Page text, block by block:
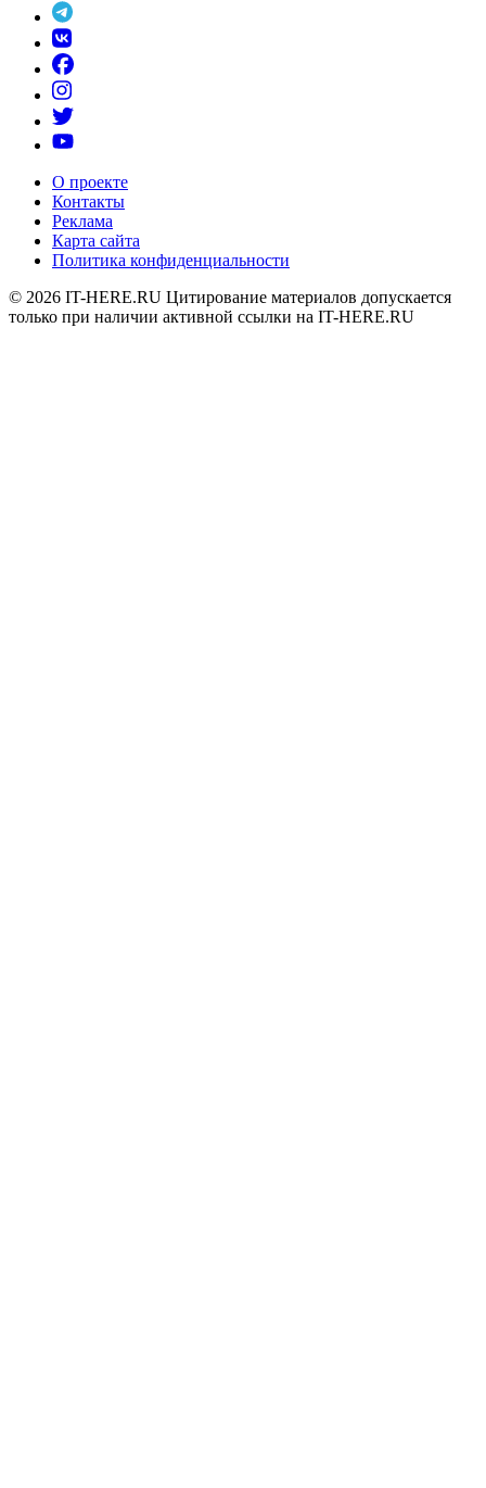
О проекте
Контакты
Реклама
Карта сайта
Политика конфиденциальности
© 2026 IT-HERE.RU Цитирование материалов допускается
только при наличии активной ссылки на IT-HERE.RU